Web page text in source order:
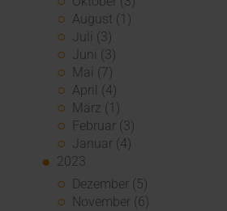
August (1)
Juli (3)
Juni (3)
Mai (7)
April (4)
März (1)
Februar (3)
Januar (4)
2023
Dezember (5)
November (6)